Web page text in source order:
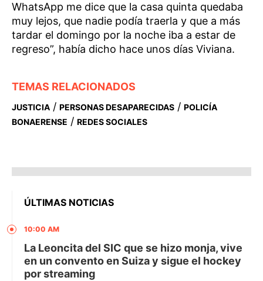
WhatsApp me dice que la casa quinta quedaba
muy lejos, que nadie podía traerla y que a más
tardar el domingo por la noche iba a estar de
regreso”, había dicho hace unos días Viviana.
TEMAS RELACIONADOS
JUSTICIA / PERSONAS DESAPARECIDAS / POLICÍA
BONAERENSE / REDES SOCIALES
ÚLTIMAS NOTICIAS
10:00 AM
La Leoncita del SIC que se hizo monja, vive
en un convento en Suiza y sigue el hockey
por streaming